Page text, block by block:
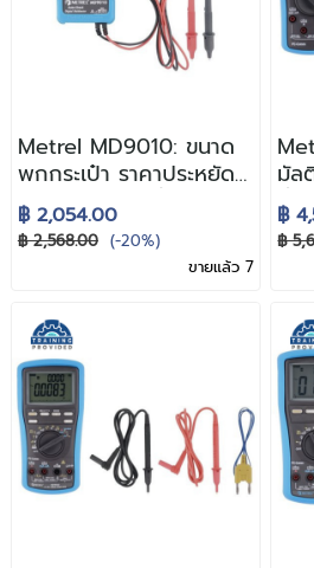
Metrel MD9010: ขนาด
พกกระเป๋า ราคาประหยัด
วัดได้ครบเท่าเครื่องใหญ่
฿ 2,054.00
฿ 2,568.00 (-20%)
ขายแล้ว 7
มัล
ที่คุ้
฿
฿